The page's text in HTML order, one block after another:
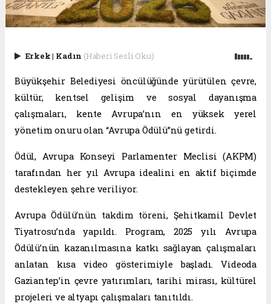
Erkek| Kadın (Haberi Sesli Oku)
Büyükşehir Belediyesi öncülüğünde yürütülen çevre,
kültür, kentsel gelişim ve sosyal dayanışma
çalışmaları, kente Avrupa’nın en yüksek yerel
yönetim onuru olan “Avrupa Ödülü”nü getirdi.
Ödül, Avrupa Konseyi Parlamenter Meclisi (AKPM)
tarafından her yıl Avrupa idealini en aktif biçimde
destekleyen şehre veriliyor.
Avrupa Ödülü’nün takdim töreni, Şehitkamil Devlet
Tiyatrosu’nda yapıldı. Program, 2025 yılı Avrupa
Ödülü’nün kazanılmasına katkı sağlayan çalışmaları
anlatan kısa video gösterimiyle başladı. Videoda
Gaziantep’in çevre yatırımları, tarihi mirası, kültürel
projeleri ve altyapı çalışmaları tanıtıldı.